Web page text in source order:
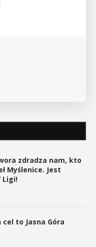
zdradza nam, kto
Myślenice. Jest
Ligi!
to Jasna Góra